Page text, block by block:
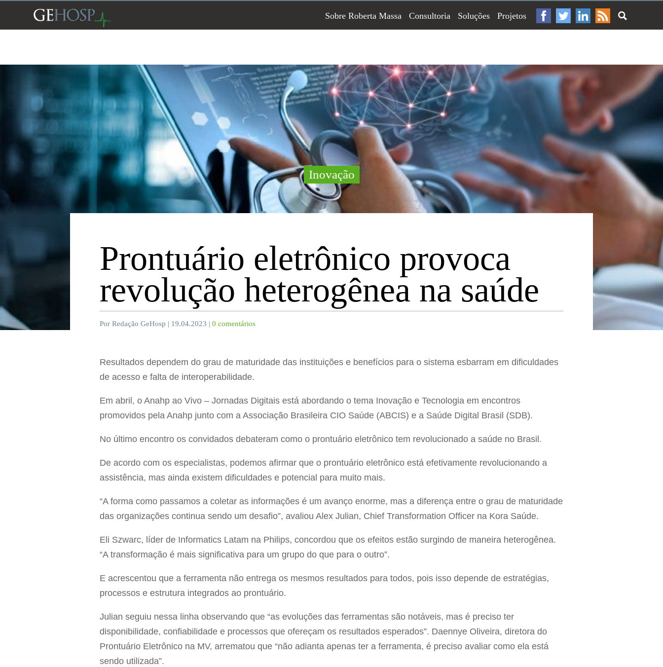
Sobre Roberta Massa Consultoria Soluções Projetos
Inovação
Prontuário eletrônico provoca
revolução heterogênea na saúde
Por Redação GeHosp | 19.04.2023 | 0 comentários
Resultados dependem do grau de maturidade das instituições e benefícios para o sistema esbarram em dificuldades
de acesso e falta de interoperabilidade.
Em abril, o Anahp ao Vivo – Jornadas Digitais está abordando o tema Inovação e Tecnologia em encontros
promovidos pela Anahp junto com a Associação Brasileira CIO Saúde (ABCIS) e a Saúde Digital Brasil (SDB).
No último encontro os convidados debateram como o prontuário eletrônico tem revolucionado a saúde no Brasil.
De acordo com os especialistas, podemos afirmar que o prontuário eletrônico está efetivamente revolucionando a
assistência, mas ainda existem dificuldades e potencial para muito mais.
“A forma como passamos a coletar as informações é um avanço enorme, mas a diferença entre o grau de maturidade
das organizações continua sendo um desafio”, avaliou Alex Julian, Chief Transformation Officer na Kora Saúde.
Eli Szwarc, líder de Informatics Latam na Philips, concordou que os efeitos estão surgindo de maneira heterogênea.
“A transformação é mais significativa para um grupo do que para o outro”.
E acrescentou que a ferramenta não entrega os mesmos resultados para todos, pois isso depende de estratégias,
processos e estrutura integrados ao prontuário.
Julian seguiu nessa linha observando que “as evoluções das ferramentas são notáveis, mas é preciso ter
disponibilidade, confiabilidade e processos que ofereçam os resultados esperados”. Daennye Oliveira, diretora do
Prontuário Eletrônico na MV, arrematou que “não adianta apenas ter a ferramenta, é preciso avaliar como ela está
sendo utilizada”.